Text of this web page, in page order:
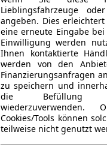
Lieblingsfahrzeuge
angeben. Dies
eine erneute Eingabe
Einwilligung werden
Ihnen kontaktierte
werden von den
Finanzierungsanfragen
zu speichern und
die Befüllung
Cookies/Tools können
teilweise nicht genutzt